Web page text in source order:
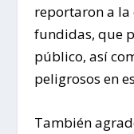
reportaron a la
fundidas, que
público, así
peligrosos en
También